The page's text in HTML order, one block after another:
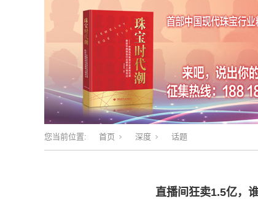
您当前位置: 首页 深度 话题
直播间狂卖1.5亿，